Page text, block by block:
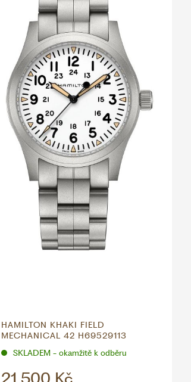
HAMILTON KHAKI FIELD
MECHANICAL 42 H69529113
SKLADEM - okamžitě k odběru
21 500 Kč